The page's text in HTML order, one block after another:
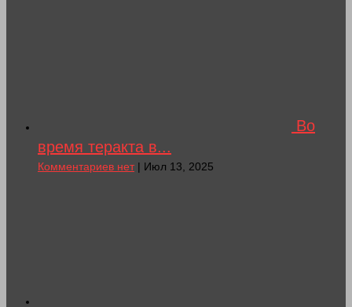
Во
время теракта в...
Комментариев нет| Июл 13, 2025